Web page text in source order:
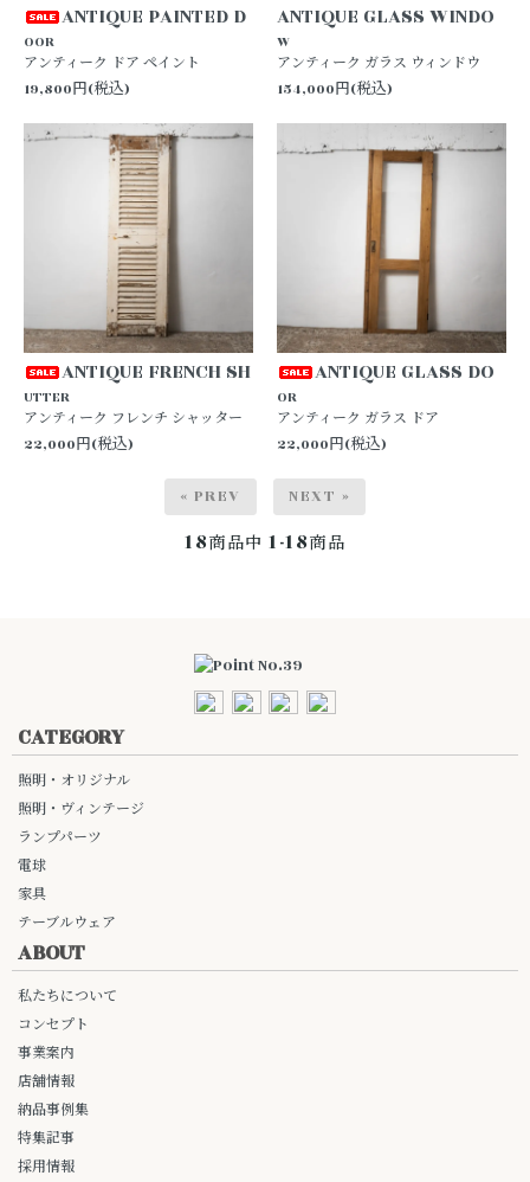
ANTIQUE PAINTED D
OOR
アンティーク ドア ペイント
19,800円(税込)
ANTIQUE GLASS WINDO
W
アンティーク ガラス ウィンドウ
154,000円(税込)
ANTIQUE FRENCH SH
UTTER
アンティーク フレンチ シャッター
22,000円(税込)
ANTIQUE GLASS DO
OR
アンティーク ガラス ドア
22,000円(税込)
« PREV NEXT »
18商品中 1-18商品
CATEGORY
照明・オリジナル
照明・ヴィンテージ
ランプパーツ
電球
家具
テーブルウェア
ABOUT
私たちについて
コンセプト
事業案内
店舗情報
納品事例集
特集記事
採用情報